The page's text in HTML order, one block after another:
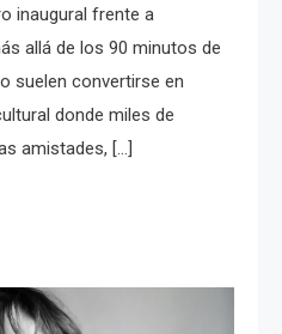
inaugural frente a
allá de los 90 minutos de
suelen convertirse en
donde miles de
amistades, […]